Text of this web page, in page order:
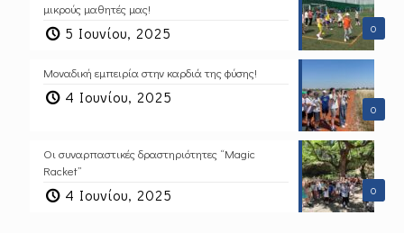
0
μικρούς μαθητές μας!
5 Ιουνίου, 2025
0
Μοναδική εμπειρία στην καρδιά της φύσης!
4 Ιουνίου, 2025
0
Οι συναρπαστικές δραστηριότητες “Magic
Racket”
4 Ιουνίου, 2025